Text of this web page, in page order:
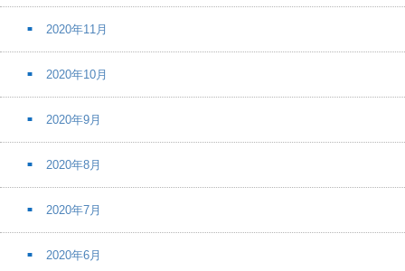
2020年11月
2020年10月
2020年9月
2020年8月
2020年7月
2020年6月